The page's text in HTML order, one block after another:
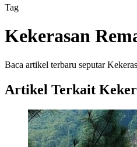
Tag
Kekerasan
Baca artikel terbaru seputar
Artikel Terkait